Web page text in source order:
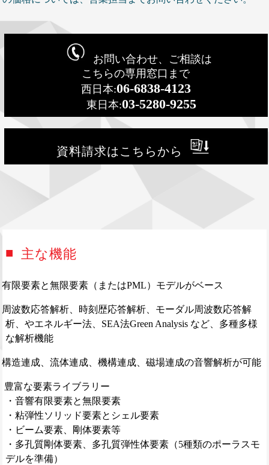
お問い合わせ、ご相談は
こちらの専用窓口まで
西日本:06-6838-4123
東日本:03-5280-9255
資料請求はこちらから
主な機能
有限要素と無限要素（またはPML）モデルがベース
周波数応答解析、時刻歴応答解析、モーダル周波数応答解
析、やエネルギー法、SEA法Green Analysis など、多種多様
な解析機能
構造連成、流体連成、機構連成、磁場連成の音響解析が可能
豊富な要素ライブラリー
・音響有限要素と無限要素
・粘弾性ソリッド要素とシェル要素
・ビーム要素、剛体要素等
・多孔質剛体要素、多孔質弾性体要素（5種類のポーラスモ
デルを準備）